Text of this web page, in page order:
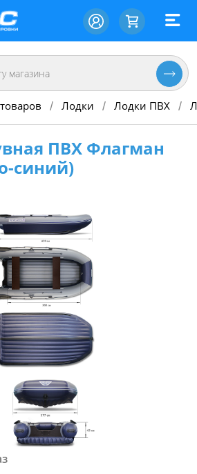
/ Лодки / Лодки ПВХ /
ПВХ Флагман
синий)